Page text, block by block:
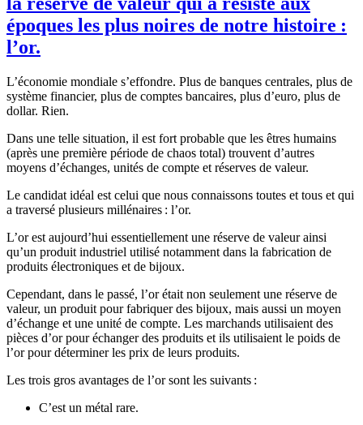
époques les plus noires de notre histoire :
l’or.
L’économie mondiale s’effondre. Plus de banques centrales, plus de
système financier, plus de comptes bancaires, plus d’euro, plus de
dollar. Rien.
Dans une telle situation, il est fort probable que les êtres humains
(après une première période de chaos total) trouvent d’autres
moyens d’échanges, unités de compte et réserves de valeur.
Le candidat idéal est celui que nous connaissons toutes et tous et qui
a traversé plusieurs millénaires : l’or.
L’or est aujourd’hui essentiellement une réserve de valeur ainsi
qu’un produit industriel utilisé notamment dans la fabrication de
produits électroniques et de bijoux.
Cependant, dans le passé, l’or était non seulement une réserve de
valeur, un produit pour fabriquer des bijoux, mais aussi un moyen
d’échange et une unité de compte. Les marchands utilisaient des
pièces d’or pour échanger des produits et ils utilisaient le poids de
l’or pour déterminer les prix de leurs produits.
Les trois gros avantages de l’or sont les suivants :
C’est un métal rare.